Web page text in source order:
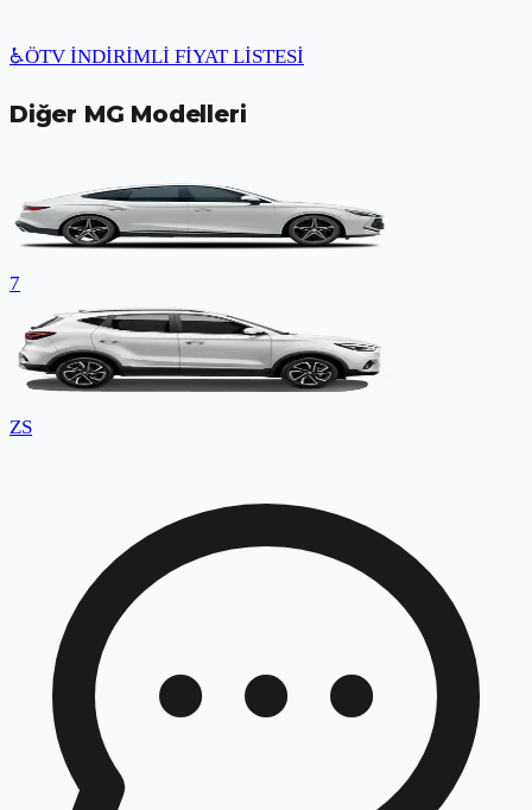
♿ÖTV İNDİRİMLİ FİYAT LİSTESİ
Diğer MG Modelleri
7
ZS